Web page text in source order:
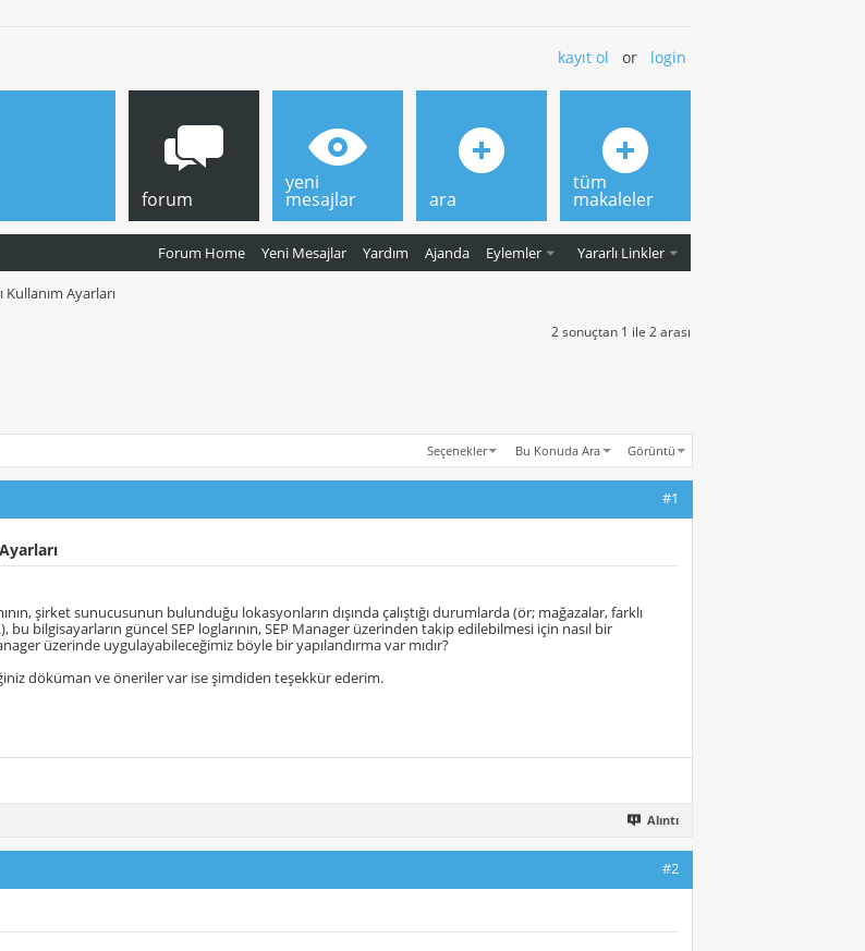
kayıt ol or login
forum
Forum Home Yeni Mesajlar Yardım Ajanda Eylemler Yararlı Linkler
yeni
mesajlar ara
tüm
makaleler
Kullanım Ayarları
2 sonuçtan 1 ile 2 arası
Seçenekler Bu Konuda Ara Görüntü
#1
şirket sunucusunun bulunduğu lokasyonların dışında çalıştığı durumlarda (ör; mağazalar, farklı
bilgisayarların güncel SEP loglarının, SEP Manager üzerinden takip edilebilmesi için nasıl bir
üzerinde uygulayabileceğimiz böyle bir yapılandırma var mıdır?
döküman ve öneriler var ise şimdiden teşekkür ederim.
Alıntı
#2